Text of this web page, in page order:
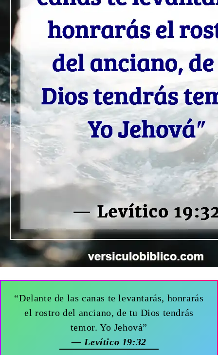
“Delante de las canas te levantarás, honrarás
el rostro del anciano, de tu Dios tendrás
temor. Yo Jehová”
— Levítico 19:32